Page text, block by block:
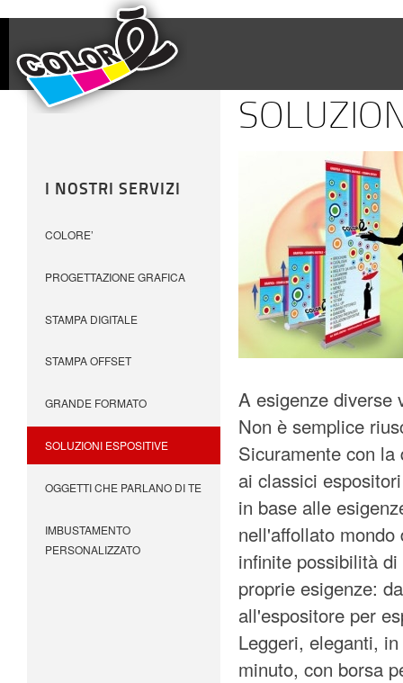
I NOSTRI SERVIZI
COLORE’
PROGETTAZIONE GRAFICA
STAMPA DIGITALE
STAMPA OFFSET
GRANDE FORMATO
SOLUZIONI ESPOSITIVE
OGGETTI CHE PARLANO DI TE
IMBUSTAMENTO
PERSONALIZZATO
A esigenze diverse
Non è semplice
Sicuramente con
ai classici
in base alle
nell'affollato
infinite possibilità
proprie esigenze:
all'espositore per
Leggeri, eleganti,
minuto, con borsa